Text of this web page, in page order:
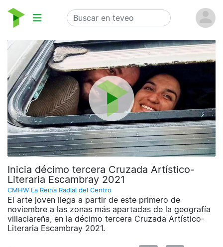
Inicia décimo tercera Cruzada Artístico-
Literaria Escambray 2021
CMHW La Reina Radial del Centro
El arte joven llega a partir de este primero de
noviembre a las zonas más apartadas de la geografía
villaclareña, en la décimo tercera Cruzada Artístico-
Literaria Escambray 2021.